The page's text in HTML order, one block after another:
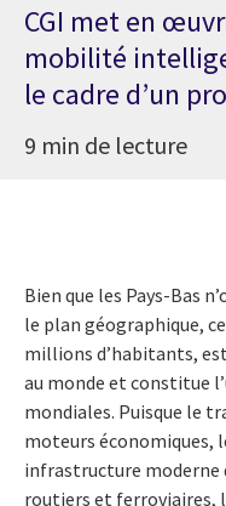
CGI met en
mobilité
le cadre d’un
9 min de lecture
Bien que les Pays-Bas
le plan géographique,
millions d’habitants,
au monde et constitue
mondiales. Puisque le
moteurs économiques,
infrastructure moderne
routiers et ferroviaires,